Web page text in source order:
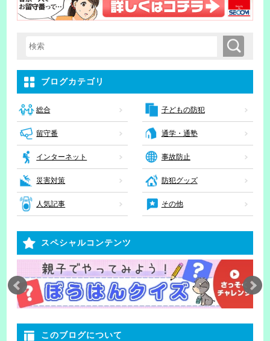
検索キーワード入力 検索
ブログカテゴリ
総合 子どもの防犯
留守番 通学・通塾
インターネット 事故防止
災害対策 防犯グッズ
人気記事 その他
スペシャルコンテンツ
このブログについて